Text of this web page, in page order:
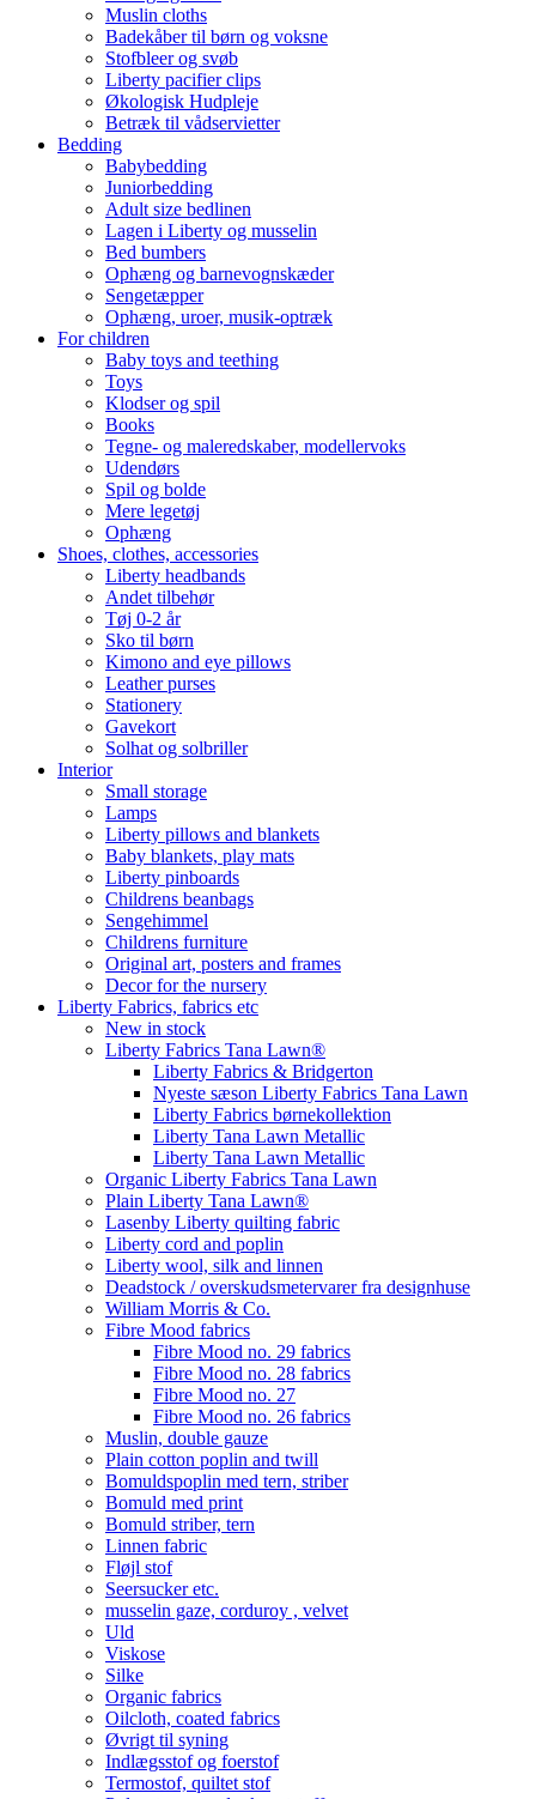
Muslin cloths
Badekåber til børn og voksne
Stofbleer og svøb
Liberty pacifier clips
Økologisk Hudpleje
Betræk til vådservietter
Bedding
Babybedding
Juniorbedding
Adult size bedlinen
Lagen i Liberty og musselin
Bed bumbers
Ophæng og barnevognskæder
Sengetæpper
Ophæng, uroer, musik-optræk
For children
Baby toys and teething
Toys
Klodser og spil
Books
Tegne- og maleredskaber, modellervoks
Udendørs
Spil og bolde
Mere legetøj
Ophæng
Shoes, clothes, accessories
Liberty headbands
Andet tilbehør
Tøj 0-2 år
Sko til børn
Kimono and eye pillows
Leather purses
Stationery
Gavekort
Solhat og solbriller
Interior
Small storage
Lamps
Liberty pillows and blankets
Baby blankets, play mats
Liberty pinboards
Childrens beanbags
Sengehimmel
Childrens furniture
Original art, posters and frames
Decor for the nursery
Liberty Fabrics, fabrics etc
New in stock
Liberty Fabrics Tana Lawn®
Liberty Fabrics & Bridgerton
Nyeste sæson Liberty Fabrics Tana Lawn
Liberty Fabrics børnekollektion
Liberty Tana Lawn Metallic
Liberty Tana Lawn Metallic
Organic Liberty Fabrics Tana Lawn
Plain Liberty Tana Lawn®
Lasenby Liberty quilting fabric
Liberty cord and poplin
Liberty wool, silk and linnen
Deadstock / overskudsmetervarer fra designhuse
William Morris & Co.
Fibre Mood fabrics
Fibre Mood no. 29 fabrics
Fibre Mood no. 28 fabrics
Fibre Mood no. 27
Fibre Mood no. 26 fabrics
Muslin, double gauze
Plain cotton poplin and twill
Bomuldspoplin med tern, striber
Bomuld med print
Bomuld striber, tern
Linnen fabric
Fløjl stof
Seersucker etc.
musselin gaze, corduroy , velvet
Uld
Viskose
Silke
Organic fabrics
Oilcloth, coated fabrics
Øvrigt til syning
Indlægsstof og foerstof
Termostof, quiltet stof